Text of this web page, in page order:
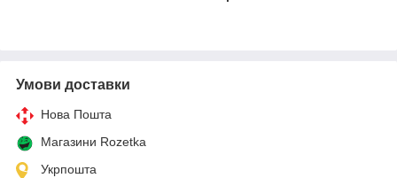
Умови доставки
Нова Пошта
Магазини Rozetka
Укрпошта